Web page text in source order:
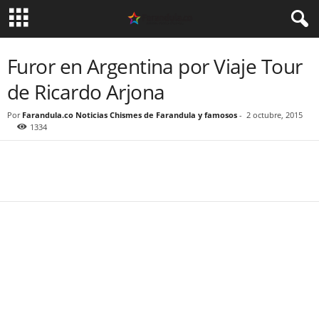
Furor en Argentina por Viaje Tour
de Ricardo Arjona
Por Farandula.co Noticias Chismes de Farandula y famosos - 2 octubre, 2015
1334